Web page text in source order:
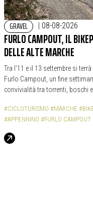
GRAVEL | 08-08-2026
FURLO CAMPOUT, IL
DELLE ALTE MARCHE
Tra l’11 e il 13 settembre si
Furlo Campout, un fine
convivialità tra torrenti, boschi e
#CICLOTURISMO #MARCHE
#APPENNINO #FURLO CAMPOUT